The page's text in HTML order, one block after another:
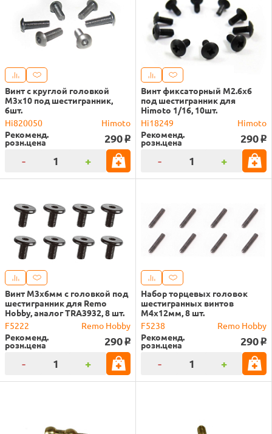
Винт с круглой головкой
M3x10 под шестигранник,
6шт.
Hi820050
Himoto
Рекоменд.
розн.цена 290 o
- +
Винт фиксаторный M2.6x6
под шестигранник для
Himoto 1/16, 10шт.
Hi18249
Himoto
Рекоменд.
розн.цена 290 o
- +
Винт M3x6мм с головкой под
шестигранник для Remo
Hobby, аналог TRA3932, 8 шт.
F5222
Remo Hobby
Рекоменд.
розн.цена 290 o
- +
Набор торцевых головок
шестигранных винтов
M4x12мм, 8 шт.
F5238
Remo Hobby
Рекоменд.
розн.цена 290 o
- +